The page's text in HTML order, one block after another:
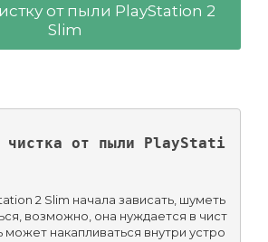
от пыли PlayStation 2
Slim
чистка от пыли PlayStati
2 Slim начала зависать, шуметь
возможно, она нуждается в чист
может накапливаться внутри устро